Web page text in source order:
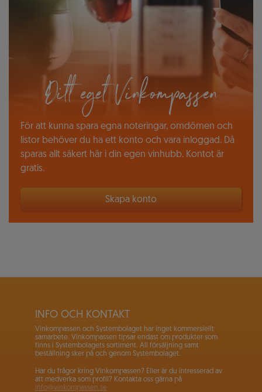
Ditt eget Vinkompassen
För att kunna spara egna noteringar, omdömen och
listor behöver du ha ett konto och vara inloggad. Då
sparas allt säkert här i din egen vinhubb. Kontot är
gratis.
Skapa konto
INFO OCH KONTAKT
Vinkompassen och Systembolaget har inget kommersiellt
samarbete. Vinkompassen tipsar endast om produkter som
finns i Systembolagets sortiment. All försäljning samt
beställning sker på och genom Systembolaget.
Har du frågor kring Vinkompassen? Eller är du intresserad av
att medverka som profil? Kontakta oss gärna på
info@vinkompassen.se